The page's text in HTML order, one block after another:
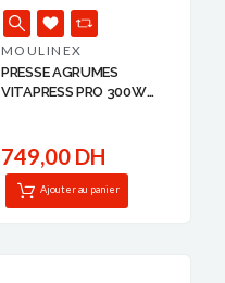
MOULINEX
PRESSE AGRUMES
VITAPRESS PRO 300W
749,00 DH
Ajouter au panier